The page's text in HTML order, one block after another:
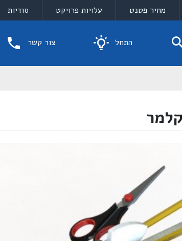
מחיר פטנט עלויות פרויקט סודיות
התחל צור קשר